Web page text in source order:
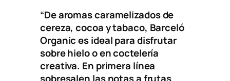
“De aromas caramelizados de
cereza, cocoa y tabaco, Barceló
Organic es ideal para disfrutar
sobre hielo o en coctelería
creativa. En primera línea